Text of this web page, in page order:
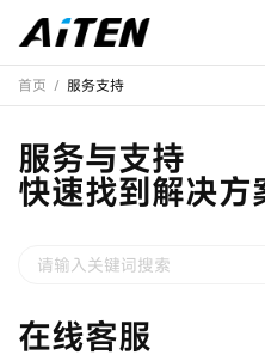
首页 / 服务支持
服务与支持
快速找到解决方
在线客服